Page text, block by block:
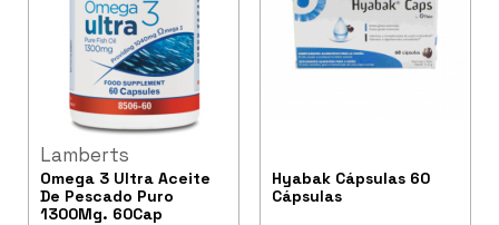
Lamberts
Omega 3 Ultra Aceite
De Pescado Puro
1300Mg. 60Cap
Hyabak Cápsulas 60
Cápsulas